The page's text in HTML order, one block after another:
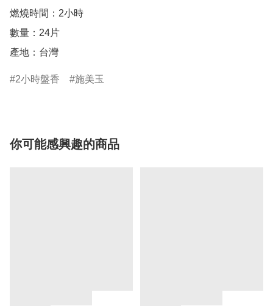
燃燒時間：2小時
數量：24片
產地：台灣
2小時盤香 施美玉
你可能感興趣的商品